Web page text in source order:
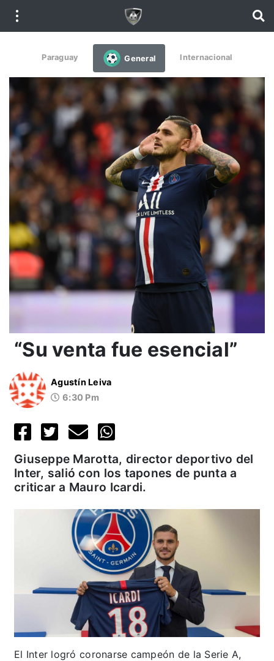
Paraguay General Internacional
“Su venta fue esencial”
Agustín Leiva
6:30 Pm
Giuseppe Marotta, director deportivo del
Inter, salió con los tapones de punta a
criticar a Mauro Icardi.
El Inter logró coronarse campeón de la Serie A,